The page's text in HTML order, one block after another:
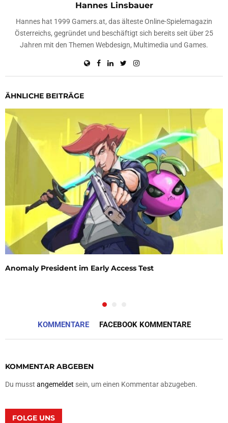
Hannes Linsbauer
Hannes hat 1999 Gamers.at, das älteste Online-Spielemagazin
Österreichs, gegründet und beschäftigt sich bereits seit über 25
Jahren mit den Themen Webdesign, Multimedia und Games.
ÄHNLICHE BEITRÄGE
Anomaly President im Early Access Test
KOMMENTARE FACEBOOK KOMMENTARE
KOMMENTAR ABGEBEN
Du musst angemeldet sein, um einen Kommentar abzugeben.
FOLGE UNS